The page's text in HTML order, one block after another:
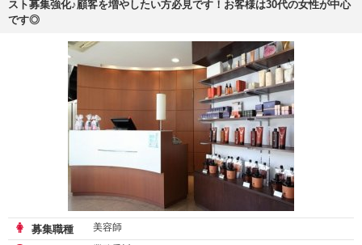
スト募集強化♪顧客を増やしたい方必見です！お客様は30代の女性が中心
です◎
募集職種 美容師